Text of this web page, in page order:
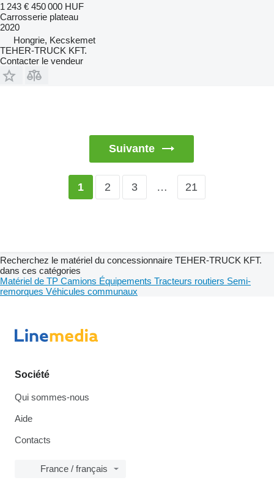
1 243 € 450 000 HUF
Carrosserie plateau
2020
Hongrie, Kecskemet
TEHER-TRUCK KFT.
Contacter le vendeur
Suivante
1 2 3 … 21
Recherchez le matériel du concessionnaire TEHER-TRUCK KFT.
dans ces catégories
Matériel de TP Camions Équipements Tracteurs routiers Semi-
remorques Véhicules communaux
Société
Qui sommes-nous
Aide
Contacts
France / français